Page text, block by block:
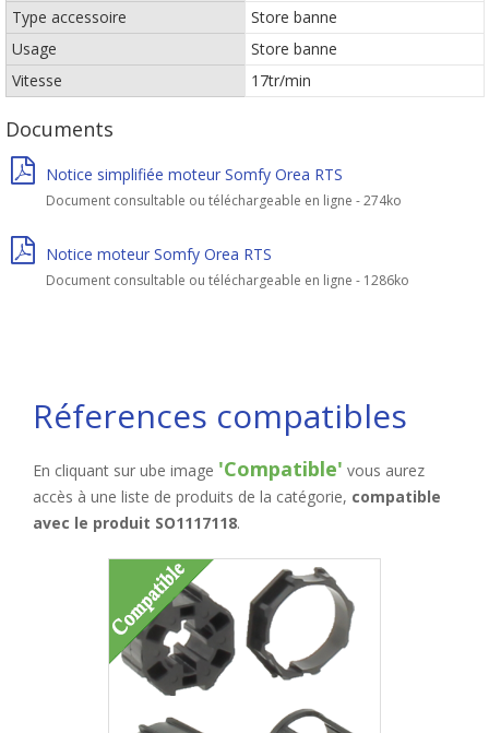
Type accessoire
Store banne
Usage
Store banne
Vitesse
17tr/min
Documents
Notice simplifiée moteur Somfy Orea RTS
Document consultable ou téléchargeable en ligne - 274ko
Notice moteur Somfy Orea RTS
Document consultable ou téléchargeable en ligne - 1286ko
Réferences compatibles
En cliquant sur ube image 'Compatible' vous aurez
accès à une liste de produits de la catégorie, compatible
avec le produit SO1117118.